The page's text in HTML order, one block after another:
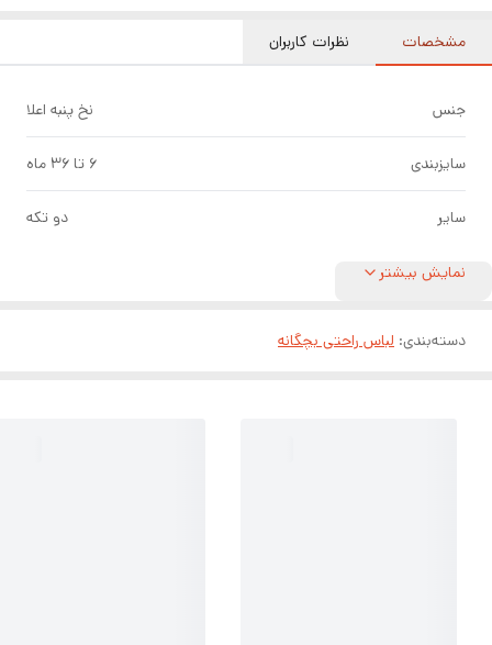
مشخصات نظرات کاربران
جنس نخ پنبه اعلا
سایزبندی ۶ تا ۳۶ ماه
سایر دو تکه
نمایش بیشتر
دسته‌بندی: لباس راحتی بچگانه